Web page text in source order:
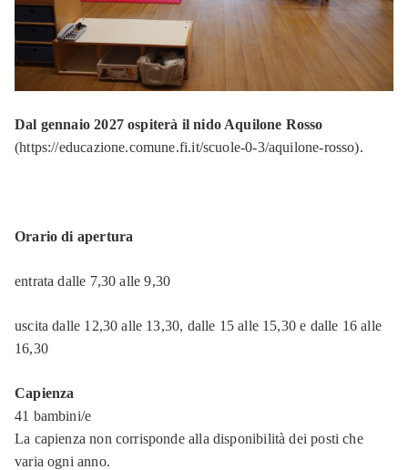
Dal gennaio 2027 ospiterà il nido Aquilone Rosso
(https://educazione.comune.fi.it/scuole-0-3/aquilone-rosso).
Orario di apertura
entrata dalle 7,30 alle 9,30
uscita dalle 12,30 alle 13,30, dalle 15 alle 15,30 e dalle 16 alle
16,30
Capienza
41 bambini/e
La capienza non corrisponde alla disponibilità dei posti che
varia ogni anno.